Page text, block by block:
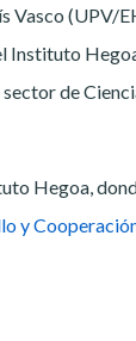
Vasco (UPV/
Instituto
de
Hegoa,
y